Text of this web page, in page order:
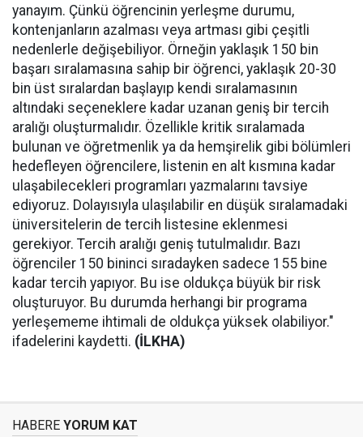
yanayım. Çünkü öğrencinin yerleşme durumu,
kontenjanların azalması veya artması gibi çeşitli
nedenlerle değişebiliyor. Örneğin yaklaşık 150 bin
başarı sıralamasına sahip bir öğrenci, yaklaşık 20-30
bin üst sıralardan başlayıp kendi sıralamasının
altındaki seçeneklere kadar uzanan geniş bir tercih
aralığı oluşturmalıdır. Özellikle kritik sıralamada
bulunan ve öğretmenlik ya da hemşirelik gibi bölümleri
hedefleyen öğrencilere, listenin en alt kısmına kadar
ulaşabilecekleri programları yazmalarını tavsiye
ediyoruz. Dolayısıyla ulaşılabilir en düşük sıralamadaki
üniversitelerin de tercih listesine eklenmesi
gerekiyor. Tercih aralığı geniş tutulmalıdır. Bazı
öğrenciler 150 bininci sıradayken sadece 155 bine
kadar tercih yapıyor. Bu ise oldukça büyük bir risk
oluşturuyor. Bu durumda herhangi bir programa
yerleşememe ihtimali de oldukça yüksek olabiliyor."
ifadelerini kaydetti. (İLKHA)
HABERE YORUM KAT